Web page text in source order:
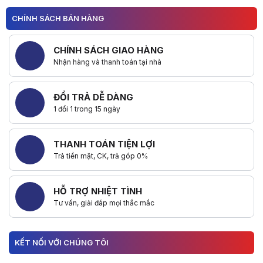
CHÍNH SÁCH BÁN HÀNG
CHÍNH SÁCH GIAO HÀNG
Nhận hàng và thanh toán tại nhà
ĐỔI TRẢ DỄ DÀNG
1 đổi 1 trong 15 ngày
THANH TOÁN TIỆN LỢI
Trả tiền mặt, CK, trả góp 0%
HỖ TRỢ NHIỆT TÌNH
Tư vấn, giải đáp mọi thắc mắc
KẾT NỐI VỚI CHÚNG TÔI